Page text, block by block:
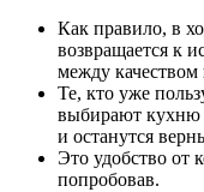
Как правило, в
возвращается к
между
Те, кто уже
выбирают кухню
и останутся
Это удобство от
попробовав.